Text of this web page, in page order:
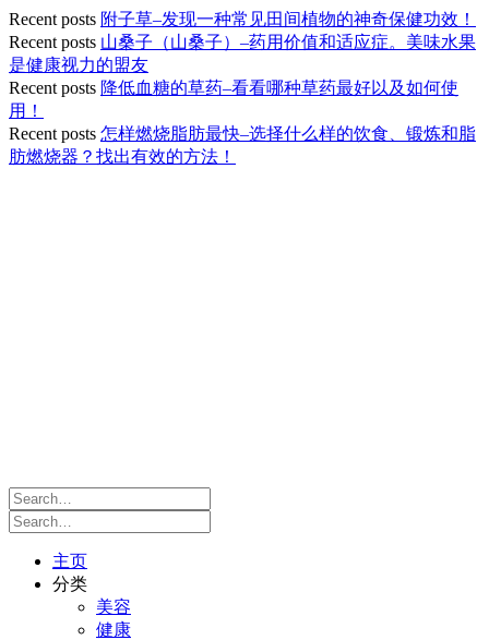
Recent posts 附子草–发现一种常见田间植物的神奇保健功效！
Recent posts 山桑子（山桑子）–药用价值和适应症。美味水果
是健康视力的盟友
Recent posts 降低血糖的草药–看看哪种草药最好以及如何使
用！
Recent posts 怎样燃烧脂肪最快–选择什么样的饮食、锻炼和脂
肪燃烧器？找出有效的方法！
主页
分类
美容
健康